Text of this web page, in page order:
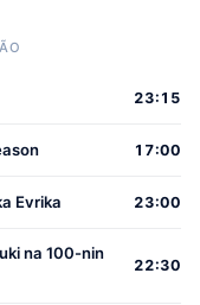
23:15
17:00
Evrika 23:00
na 100-nin
22:30